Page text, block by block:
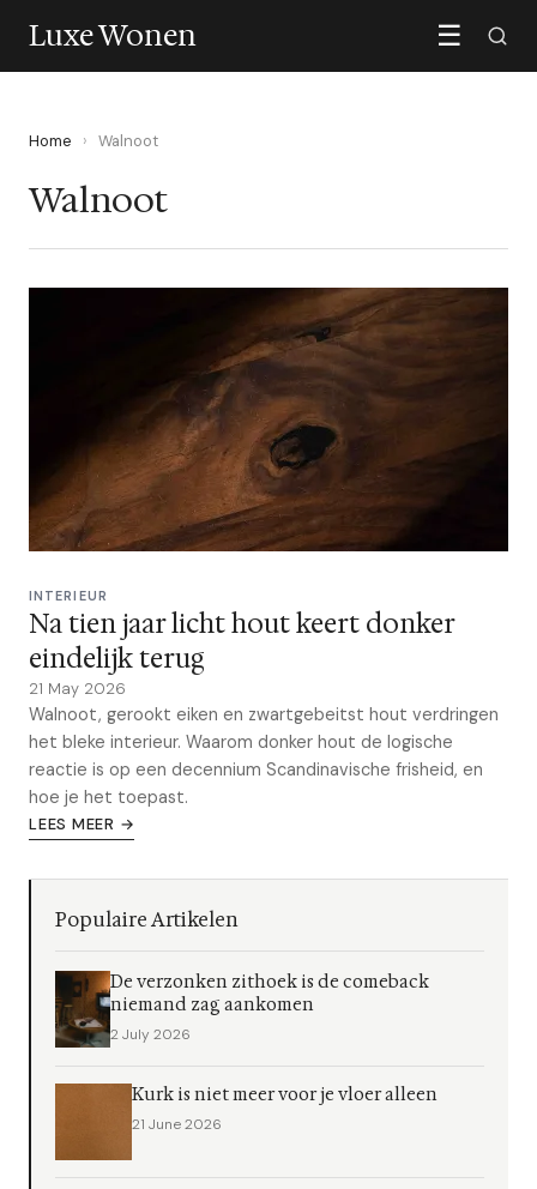
Luxe Wonen ☰
Home › Walnoot
Walnoot
INTERIEUR
Na tien jaar licht hout keert donker
eindelijk terug
21 May 2026
Walnoot, gerookt eiken en zwartgebeitst hout verdringen
het bleke interieur. Waarom donker hout de logische
reactie is op een decennium Scandinavische frisheid, en
hoe je het toepast.
LEES MEER →
Populaire Artikelen
De verzonken zithoek is de comeback
niemand zag aankomen
2 July 2026
Kurk is niet meer voor je vloer alleen
21 June 2026